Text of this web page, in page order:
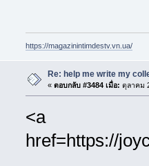
https://magazinintimdestv.vn.ua/
Re: help me write my
« ตอบกลับ #3484 เมื่อ: ตุลาคม
<a
href=https://